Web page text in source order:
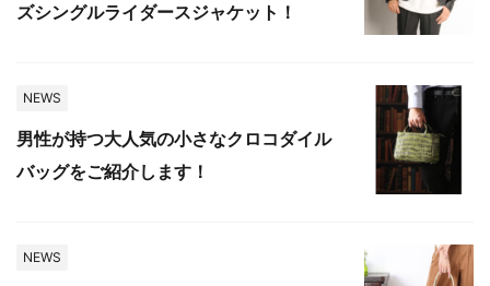
ズシングルライダースジャケット！
NEWS
男性が持つ大人気の小さなクロコダイル
バッグをご紹介します！
NEWS